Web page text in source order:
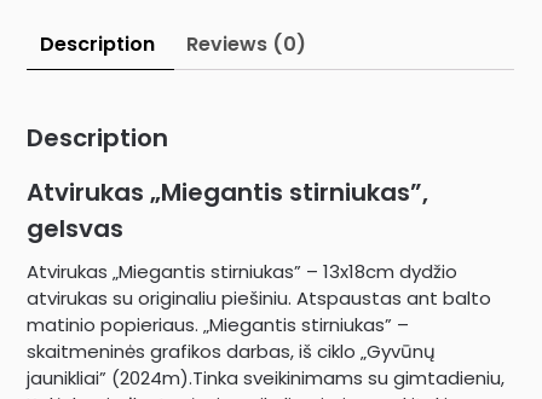
Description Reviews (0)
Description
Atvirukas „Miegantis stirniukas”,
gelsvas
Atvirukas „Miegantis stirniukas” – 13x18cm dydžio
atvirukas su originaliu piešiniu. Atspaustas ant balto
matinio popieriaus. „Miegantis stirniukas” –
skaitmeninės grafikos darbas, iš ciklo „Gyvūnų
jaunikliai” (2024m).Tinka sveikinimams su gimtadieniu,